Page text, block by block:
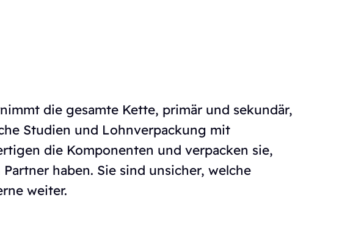
die gesamte Kette, primär und sekundär,
Studien und Lohnverpackung mit
die Komponenten und verpacken sie,
haben. Sie sind unsicher, welche
weiter.